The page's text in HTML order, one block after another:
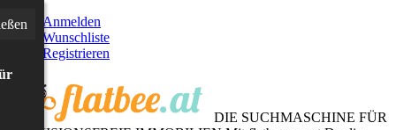
Anmelden
Wunschliste
Registrieren
DIE SUCHMASCHINE FÜR